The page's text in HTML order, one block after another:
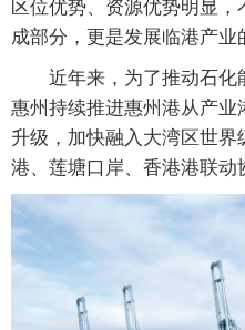
区位优势、资源优势明显
成部分，更是发展临港产业
近年来，为了推动石化
惠州持续推进惠州港从产
升级，加快融入大湾区世界
港、莲塘口岸、香港港联动